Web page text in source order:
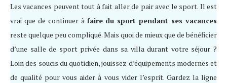
Les vacances peuvent tout à fait aller de pair avec le sport. Il est
vrai que de continuer à faire du sport pendant ses vacances
reste quelque peu compliqué. Mais quoi de mieux que de bénéficier
d’une salle de sport privée dans sa villa durant votre séjour ?
Loin des soucis du quotidien, jouissez d’équipements modernes et
de qualité pour vous aider à vous vider l’esprit. Gardez la ligne